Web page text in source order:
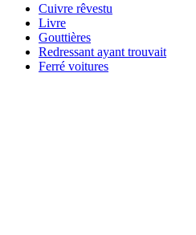
Cuivre rêvestu
Livre
Gouttières
Redressant ayant trouvait
Ferré voitures